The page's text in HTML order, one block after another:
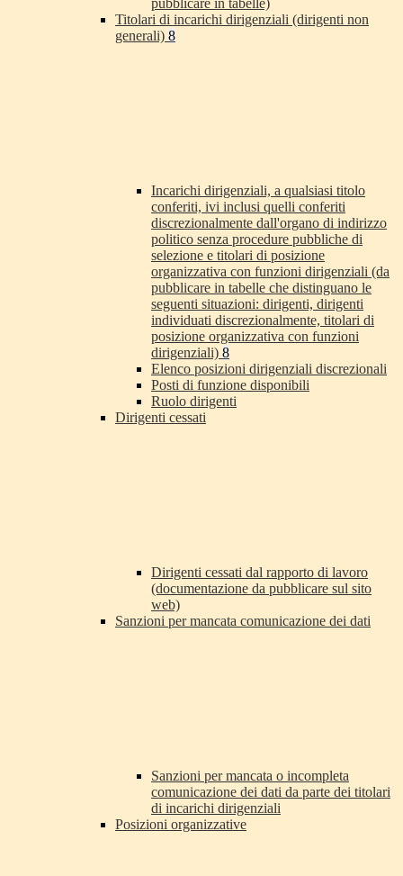
pubblicare in tabelle)
Titolari di incarichi dirigenziali (dirigenti non
generali) 8
Incarichi dirigenziali, a qualsiasi titolo
conferiti, ivi inclusi quelli conferiti
discrezionalmente dall'organo di indirizzo
politico senza procedure pubbliche di
selezione e titolari di posizione
organizzativa con funzioni dirigenziali (da
pubblicare in tabelle che distinguano le
seguenti situazioni: dirigenti, dirigenti
individuati discrezionalmente, titolari di
posizione organizzativa con funzioni
dirigenziali) 8
Elenco posizioni dirigenziali discrezionali
Posti di funzione disponibili
Ruolo dirigenti
Dirigenti cessati
Dirigenti cessati dal rapporto di lavoro
(documentazione da pubblicare sul sito
web)
Sanzioni per mancata comunicazione dei dati
Sanzioni per mancata o incompleta
comunicazione dei dati da parte dei titolari
di incarichi dirigenziali
Posizioni organizzative